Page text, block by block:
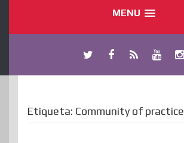
MENU
Etiqueta: Community of practice